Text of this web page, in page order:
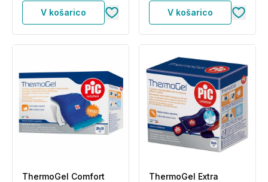
V košarico V košarico
ThermoGel Comfort
ThermoGel Extra